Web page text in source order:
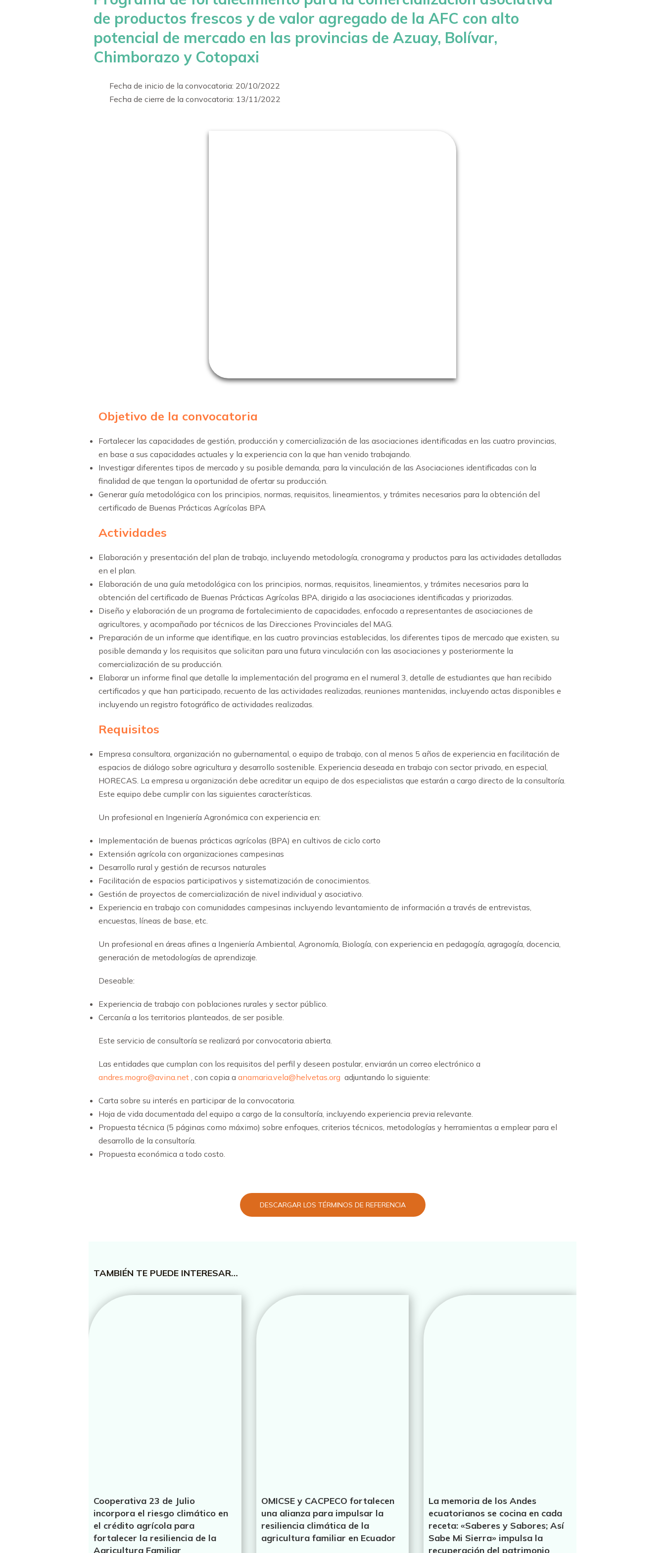
de productos frescos y de valor agregado de la AFC con alto
potencial de mercado en las provincias de Azuay, Bolívar,
Chimborazo y Cotopaxi
Fecha de inicio de la convocatoria: 20/10/2022
Fecha de cierre de la convocatoria: 13/11/2022
Objetivo de la convocatoria
Fortalecer las capacidades de gestión, producción y comercialización de las asociaciones identificadas en las cuatro provincias,
en base a sus capacidades actuales y la experiencia con la que han venido trabajando.
Investigar diferentes tipos de mercado y su posible demanda, para la vinculación de las Asociaciones identificadas con la
finalidad de que tengan la oportunidad de ofertar su producción.
Generar guía metodológica con los principios, normas, requisitos, lineamientos, y trámites necesarios para la obtención del
certificado de Buenas Prácticas Agrícolas BPA
Actividades
Elaboración y presentación del plan de trabajo, incluyendo metodología, cronograma y productos para las actividades detalladas
en el plan.
Elaboración de una guía metodológica con los principios, normas, requisitos, lineamientos, y trámites necesarios para la
obtención del certificado de Buenas Prácticas Agrícolas BPA, dirigido a las asociaciones identificadas y priorizadas.
Diseño y elaboración de un programa de fortalecimiento de capacidades, enfocado a representantes de asociaciones de
agricultores, y acompañado por técnicos de las Direcciones Provinciales del MAG.
Preparación de un informe que identifique, en las cuatro provincias establecidas, los diferentes tipos de mercado que existen, su
posible demanda y los requisitos que solicitan para una futura vinculación con las asociaciones y posteriormente la
comercialización de su producción.
Elaborar un informe final que detalle la implementación del programa en el numeral 3, detalle de estudiantes que han recibido
certificados y que han participado, recuento de las actividades realizadas, reuniones mantenidas, incluyendo actas disponibles e
incluyendo un registro fotográfico de actividades realizadas.
Requisitos
Empresa consultora, organización no gubernamental, o equipo de trabajo, con al menos 5 años de experiencia en facilitación de
espacios de diálogo sobre agricultura y desarrollo sostenible. Experiencia deseada en trabajo con sector privado, en especial,
HORECAS. La empresa u organización debe acreditar un equipo de dos especialistas que estarán a cargo directo de la consultoría.
Este equipo debe cumplir con las siguientes características.
Un profesional en Ingeniería Agronómica con experiencia en:
Implementación de buenas prácticas agrícolas (BPA) en cultivos de ciclo corto
Extensión agrícola con organizaciones campesinas
Desarrollo rural y gestión de recursos naturales
Facilitación de espacios participativos y sistematización de conocimientos.
Gestión de proyectos de comercialización de nivel individual y asociativo.
Experiencia en trabajo con comunidades campesinas incluyendo levantamiento de información a través de entrevistas,
encuestas, líneas de base, etc.
Un profesional en áreas afines a Ingeniería Ambiental, Agronomía, Biología, con experiencia en pedagogía, agragogía, docencia,
generación de metodologías de aprendizaje.
Deseable:
Experiencia de trabajo con poblaciones rurales y sector público.
Cercanía a los territorios planteados, de ser posible.
Este servicio de consultoría se realizará por convocatoria abierta.
Las entidades que cumplan con los requisitos del perfil y deseen postular, enviarán un correo electrónico a
andres.mogro@avina.net, con copia a anamaria.vela@helvetas.org adjuntando lo siguiente:
Carta sobre su interés en participar de la convocatoria.
Hoja de vida documentada del equipo a cargo de la consultoría, incluyendo experiencia previa relevante.
Propuesta técnica (5 páginas como máximo) sobre enfoques, criterios técnicos, metodologías y herramientas a emplear para el
desarrollo de la consultoría.
Propuesta económica a todo costo.
DESCARGAR LOS TÉRMINOS DE REFERENCIA
TAMBIÉN TE PUEDE INTERESAR…
Cooperativa 23 de Julio
incorpora el riesgo climático en
el crédito agrícola para
fortalecer la resiliencia de la
Agricultura Familiar
OMICSE y CACPECO fortalecen
una alianza para impulsar la
resiliencia climática de la
agricultura familiar en Ecuador
La memoria de los Andes
ecuatorianos se cocina en cada
receta: «Saberes y Sabores; Así
Sabe Mi Sierra» impulsa la
recuperación del patrimonio